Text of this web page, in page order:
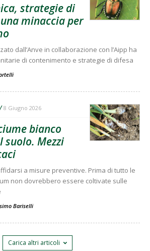
strategie di
minaccia per
dall’Anve in collaborazione con l’Aipp ha
di contenimento e strategie di difesa
8 Giugno 2026
bianco
suolo. Mezzi
a misure preventive. Prima di tutto le
non dovrebbero essere coltivate sulle
Bariselli
Carica altri articoli